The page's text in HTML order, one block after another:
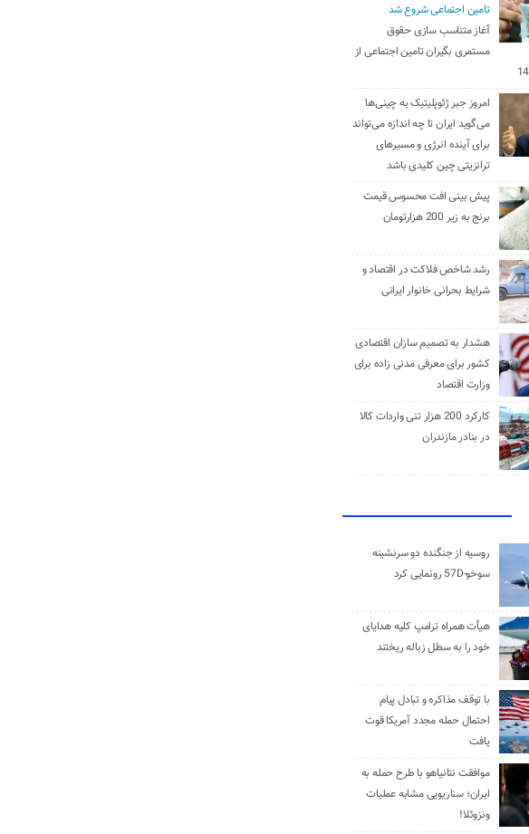
تامین اجتماعی شروع شد
آغاز متناسب سازی حقوق
مستمری بگیران تامین اجتماعی از
امروز جبر ژئوپلیتیک به چینی‌ها
می‌گوید ایران تا چه اندازه می‌تواند
برای آینده انرژی و مسیرهای
ترانزیتی چین کلیدی باشد
پیش بینی افت محسوس قیمت
برنج به زیر 200 هزارتومان
رشد شاخص فلاکت در اقتصاد و
شرایط بحرانی خانوار ایرانی
هشدار به تصمیم سازان اقتصادی
کشور برای معرفی مدنی زاده برای
وزارت اقتصاد
کارکرد 200 هزار تنی واردات کالا
در بنادر مازندران
روسیه از جنگنده دو سرنشینه
سوخو-57D رونمایی کرد
هیأت همراه ترامپ کلیه هدایای
خود را به سطل زباله ریختند
با توقف مذاکره و تبادل پیام
احتمال حمله مجدد آمریکا قوت
یافت
موافقت نتانیاهو با طرح حمله به
ایران؛ سناریویی مشابه عملیات
ونزوئلا!